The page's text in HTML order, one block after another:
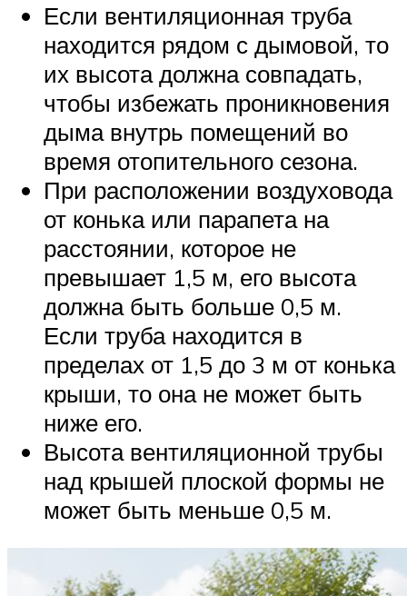
Если вентиляционная труба
находится рядом с дымовой, то
их высота должна совпадать,
чтобы избежать проникновения
дыма внутрь помещений во
время отопительного сезона.
При расположении воздуховода
от конька или парапета на
расстоянии, которое не
превышает 1,5 м, его высота
должна быть больше 0,5 м.
Если труба находится в
пределах от 1,5 до 3 м от конька
крыши, то она не может быть
ниже его.
Высота вентиляционной трубы
над крышей плоской формы не
может быть меньше 0,5 м.